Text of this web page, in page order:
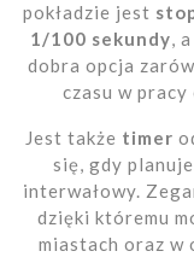
pokładzie jest
1/100 sekundy,
dobra opcja
czasu w pracy
Jest także timer
się, gdy
interwałowy.
dzięki któremu
miastach oraz w